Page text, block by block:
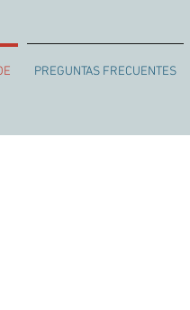
PREGUNTAS FRECUENTES